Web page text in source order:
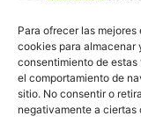
Para ofrecer las
cookies para almacenar
consentimiento de
el comportamiento de
sitio. No consentir o
negativamente a
Servicio al
Contacto
986 243 432
608 867 074